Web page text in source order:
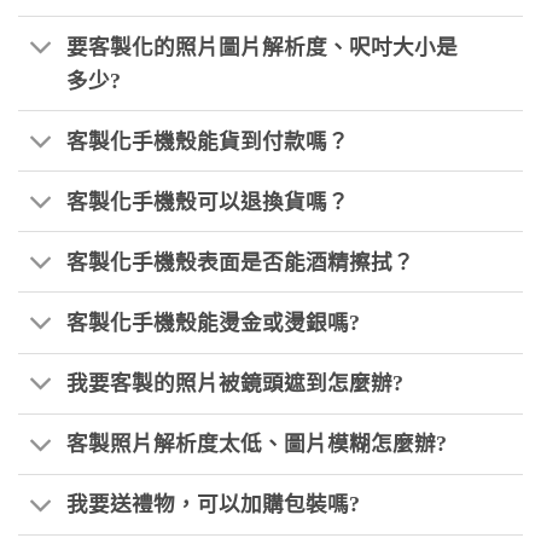
要客製化的照片圖片解析度、呎吋大小是
多少?
客製化手機殼能貨到付款嗎？
客製化手機殼可以退換貨嗎？
客製化手機殼表面是否能酒精擦拭？
客製化手機殼能燙金或燙銀嗎?
我要客製的照片被鏡頭遮到怎麼辦?
客製照片解析度太低、圖片模糊怎麼辦?
我要送禮物，可以加購包裝嗎?